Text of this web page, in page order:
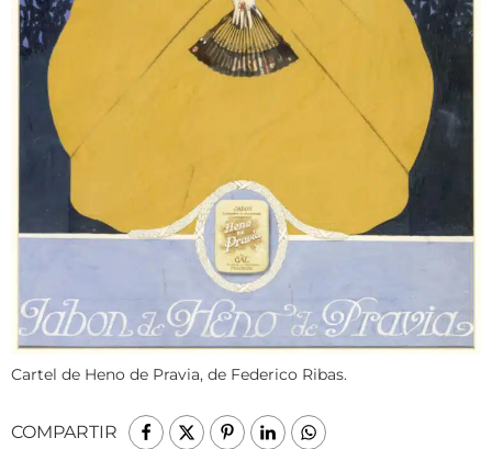
Cartel de Heno de Pravia, de Federico Ribas.
COMPARTIR